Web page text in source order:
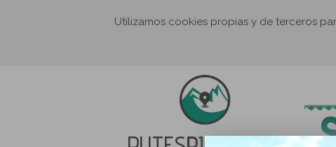
Utilizamos cookies propias y de terceros